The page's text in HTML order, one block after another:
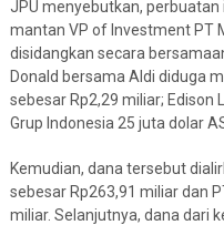
JPU menyebutkan,
mantan VP of Investment PT
disidangkan secara
Donald bersama Aldi diduga
sebesar Rp2,29 miliar; Edison
Grup Indonesia 25 juta dolar
Kemudian, dana tersebut
sebesar Rp263,91 miliar dan
miliar. Selanjutnya, dana dari